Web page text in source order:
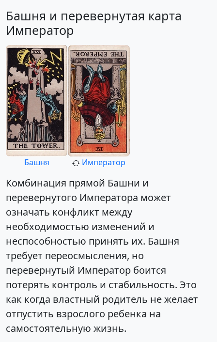
Башня и перевернутая карта
Император
Башня Император
Комбинация прямой Башни и
перевернутого Императора может
означать конфликт между
необходимостью изменений и
неспособностью принять их. Башня
требует переосмысления, но
перевернутый Император боится
потерять контроль и стабильность. Это
как когда властный родитель не желает
отпустить взрослого ребенка на
самостоятельную жизнь.